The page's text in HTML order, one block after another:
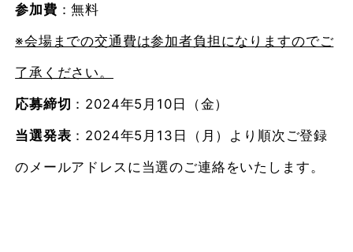
参加費 ：無料
※会場までの交通費は参加者負担になりますのでご
了承ください。
応募締切 ：2024年5月10日（金）
当選発表 ：2024年5月13日（月）より順次ご登録
のメールアドレスに当選のご連絡をいたします。